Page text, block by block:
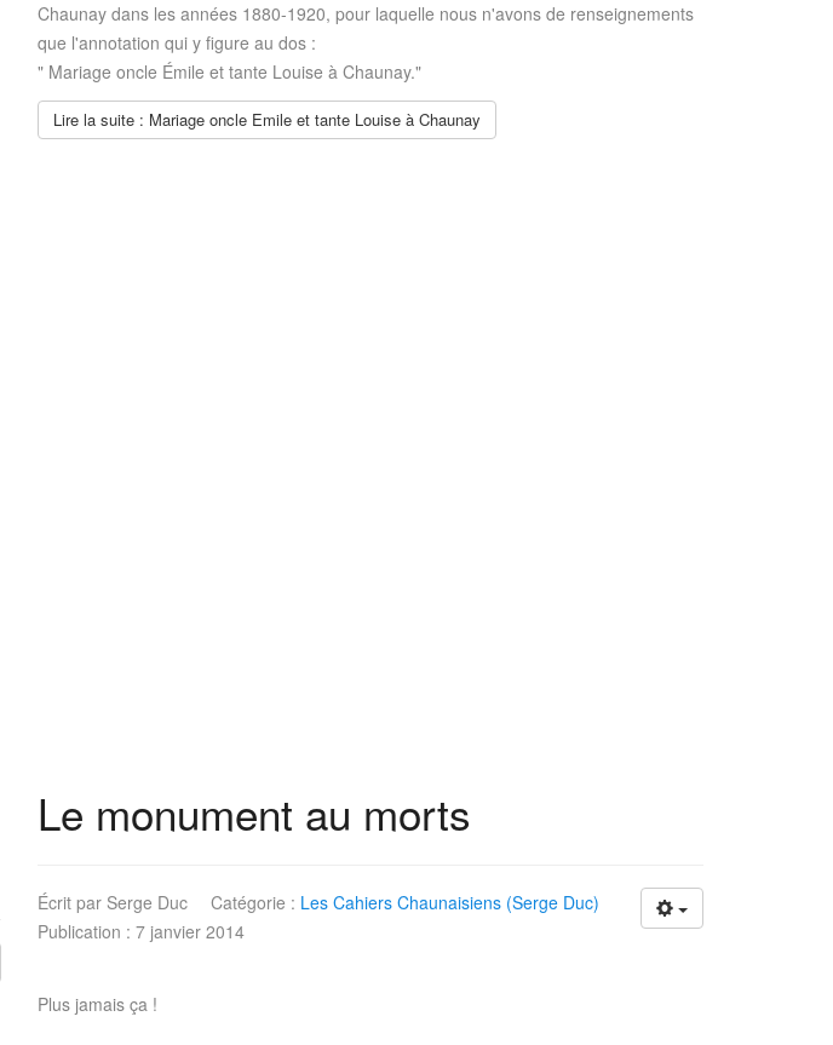
Chaunay dans les années 1880-1920, pour laquelle nous n'avons de renseignements
que l'annotation qui y figure au dos :
" Mariage oncle Émile et tante Louise à Chaunay."
Lire la suite : Mariage oncle Emile et tante Louise à Chaunay
Le monument au morts
Écrit par Serge Duc Catégorie : Les Cahiers Chaunaisiens (Serge Duc)
Publication : 7 janvier 2014
Plus jamais ça !